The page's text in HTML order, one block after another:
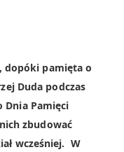
dopóki pamięta o
Duda podczas
Pamięci
zbudować
wcześniej. W